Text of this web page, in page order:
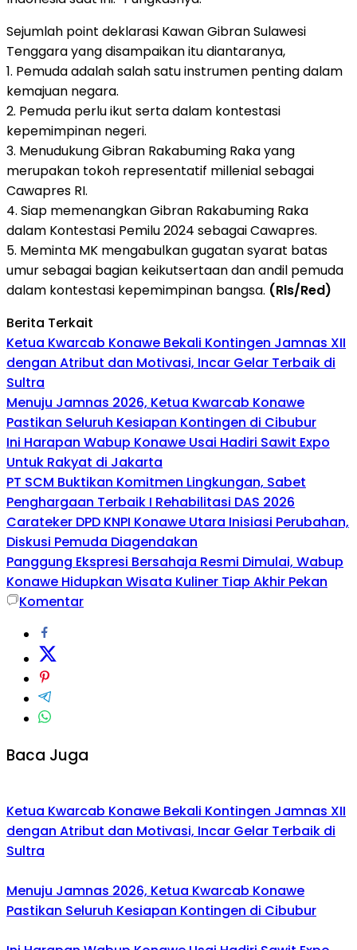
Sejumlah point deklarasi Kawan Gibran Sulawesi
Tenggara yang disampaikan itu diantaranya,
1. Pemuda adalah salah satu instrumen penting dalam
kemajuan negara.
2. Pemuda perlu ikut serta dalam kontestasi
kepemimpinan negeri.
3. Menudukung Gibran Rakabuming Raka yang
merupakan tokoh representatif millenial sebagai
Cawapres RI.
4. Siap memenangkan Gibran Rakabuming Raka
dalam Kontestasi Pemilu 2024 sebagai Cawapres.
5. Meminta MK mengabulkan gugatan syarat batas
umur sebagai bagian keikutsertaan dan andil pemuda
dalam kontestasi kepemimpinan bangsa. (Rls/Red)
Berita Terkait
Ketua Kwarcab Konawe Bekali Kontingen Jamnas XII
dengan Atribut dan Motivasi, Incar Gelar Terbaik di
Sultra
Menuju Jamnas 2026, Ketua Kwarcab Konawe
Pastikan Seluruh Kesiapan Kontingen di Cibubur
Ini Harapan Wabup Konawe Usai Hadiri Sawit Expo
Untuk Rakyat di Jakarta
PT SCM Buktikan Komitmen Lingkungan, Sabet
Penghargaan Terbaik I Rehabilitasi DAS 2026
Carateker DPD KNPI Konawe Utara Inisiasi Perubahan,
Diskusi Pemuda Diagendakan
Panggung Ekspresi Bersahaja Resmi Dimulai, Wabup
Konawe Hidupkan Wisata Kuliner Tiap Akhir Pekan
Komentar
Baca Juga
Ketua Kwarcab Konawe Bekali Kontingen Jamnas XII
dengan Atribut dan Motivasi, Incar Gelar Terbaik di
Sultra
Menuju Jamnas 2026, Ketua Kwarcab Konawe
Pastikan Seluruh Kesiapan Kontingen di Cibubur